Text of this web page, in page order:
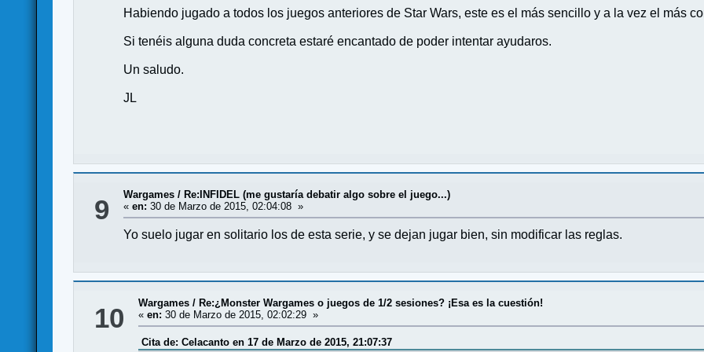
Habiendo jugado a todos los juegos anteriores de Star Wars, este es el más sencillo y a la vez el más
Si tenéis alguna duda concreta estaré encantado de poder intentar ayudaros.
Un saludo.
JL
9 Wargames / Re:INFIDEL (me gustaría debatir algo sobre el juego...)
«en: 30 de Marzo de 2015, 02:04:08 »
Yo suelo jugar en solitario los de esta serie, y se dejan jugar bien, sin modificar las reglas.
10 Wargames / Re:¿Monster Wargames o juegos de 1/2 sesiones? ¡Esa es la cuestión!
«en: 30 de Marzo de 2015, 02:02:29 »
Cita de: Celacanto en 17 de Marzo de 2015, 21:07:37